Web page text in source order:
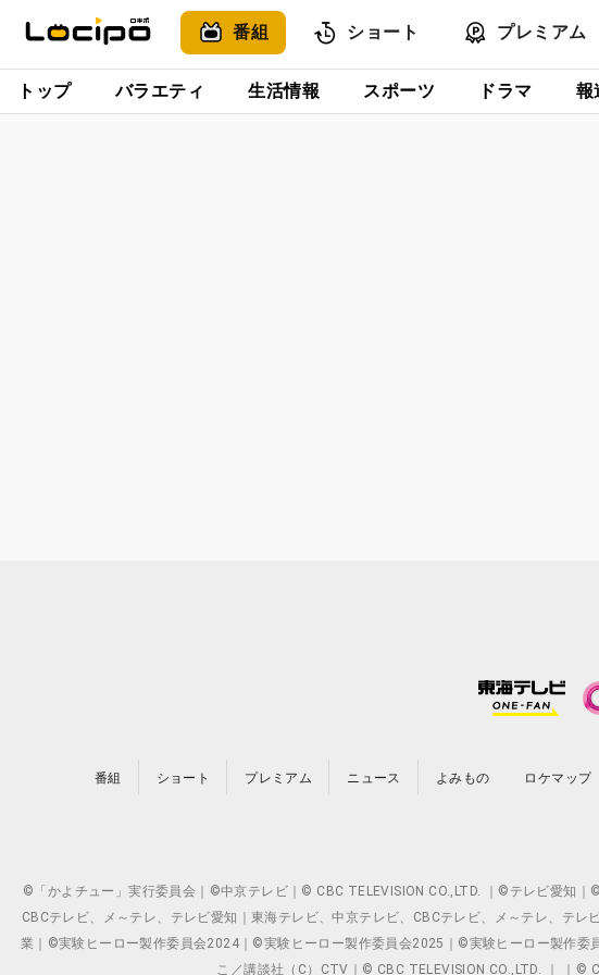
番組 ショート プレミアム
トップ バラエティ 生活情報 スポーツ ドラマ 報
番組 ショート プレミアム ニュース よみもの ロケマップ
©「かよチュー」実行委員会｜©中京テレビ｜© CBC TELEVISION CO.,LTD. ｜©テレビ愛知
CBCテレビ、メ～テレ、テレビ愛知｜東海テレビ、中京テレビ、CBCテレビ、メ～テレ、テ
業｜©実験ヒーロー製作委員会2024｜©実験ヒーロー製作委員会2025｜©実験ヒーロー製作委
こ／講談社（C）CTV｜© CBC TELEVISION CO.,LTD. ｜ ｜